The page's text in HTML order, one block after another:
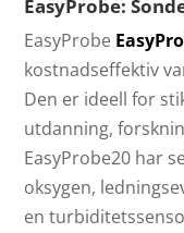
EasyProbe:
EasyProbe
kostnadseffektiv
Den er ideell for
utdanning,
EasyProbe20 har
oksygen,
en